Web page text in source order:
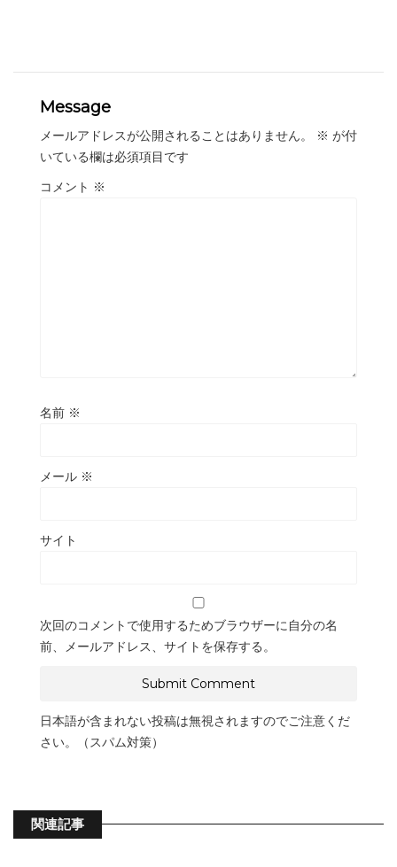
Message
メールアドレスが公開されることはありません。 ※ が付
いている欄は必須項目です
コメント ※
名前 ※
メール ※
サイト
次回のコメントで使用するためブラウザーに自分の名
前、メールアドレス、サイトを保存する。
日本語が含まれない投稿は無視されますのでご注意くだ
さい。（スパム対策）
関連記事